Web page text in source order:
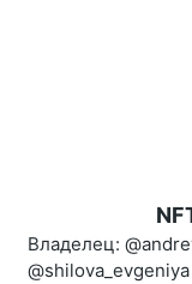
Владелец: